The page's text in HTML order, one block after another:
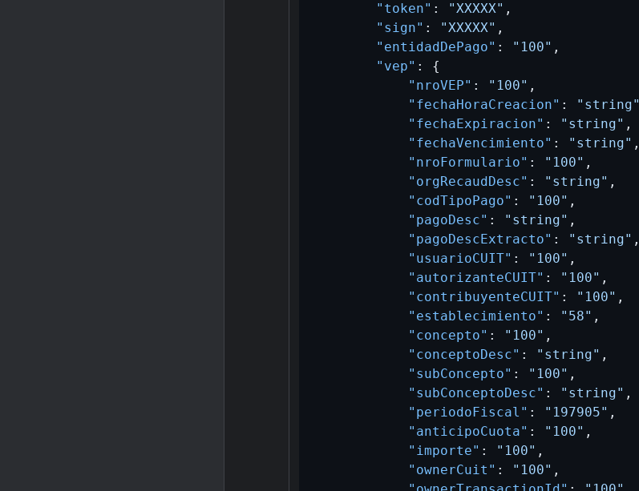
"token" : "XXXXX" ,
"sign" : "XXXXX" ,
"entidadDePago" : "100" ,
"vep" :
{
"nroVEP" : "100" ,
"fechaHoraCreacion" : "string"
"fechaExpiracion" : "string" ,
"fechaVencimiento" : "string" ,
"nroFormulario" : "100" ,
"orgRecaudDesc" : "string" ,
"codTipoPago" : "100" ,
"pagoDesc" : "string" ,
"pagoDescExtracto" : "string" ,
"usuarioCUIT" : "100" ,
"autorizanteCUIT" : "100" ,
"contribuyenteCUIT" : "100" ,
"establecimiento" : "58" ,
"concepto" : "100" ,
"conceptoDesc" : "string" ,
"subConcepto" : "100" ,
"subConceptoDesc" : "string" ,
"periodoFiscal" : "197905" ,
"anticipoCuota" : "100" ,
"importe" : "100" ,
"ownerCuit" : "100" ,